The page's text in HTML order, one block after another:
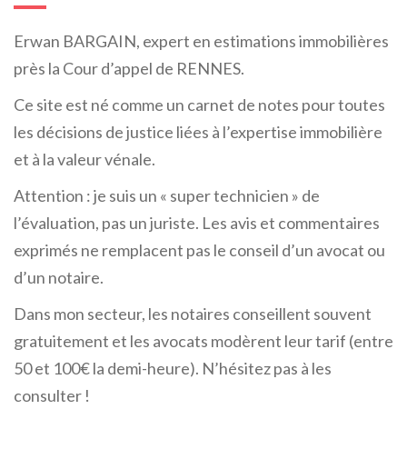
Erwan BARGAIN, expert en estimations immobilières
près la Cour d’appel de RENNES.
Ce site est né comme un carnet de notes pour toutes
les décisions de justice liées à l’expertise immobilière
et à la valeur vénale.
Attention : je suis un « super technicien » de
l’évaluation, pas un juriste. Les avis et commentaires
exprimés ne remplacent pas le conseil d’un avocat ou
d’un notaire.
Dans mon secteur, les notaires conseillent souvent
gratuitement et les avocats modèrent leur tarif (entre
50 et 100€ la demi-heure). N’hésitez pas à les
consulter !